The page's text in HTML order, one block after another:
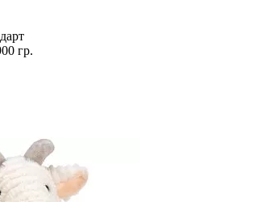
гр.